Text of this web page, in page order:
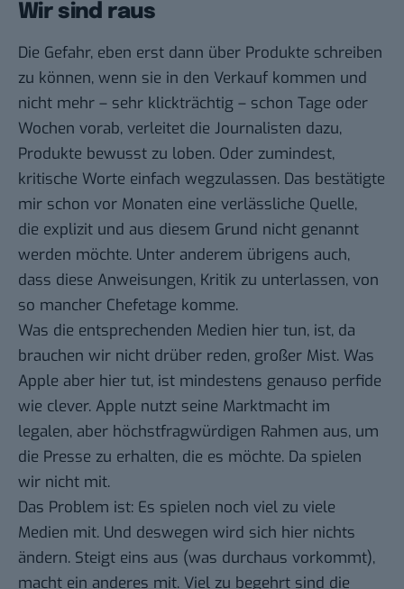
Wir sind raus
Die Gefahr, eben erst dann über Produkte schreiben
zu können, wenn sie in den Verkauf kommen und
nicht mehr – sehr klickträchtig – schon Tage oder
Wochen vorab, verleitet die Journalisten dazu,
Produkte bewusst zu loben. Oder zumindest,
kritische Worte einfach wegzulassen. Das bestätigte
mir schon vor Monaten eine verlässliche Quelle,
die explizit und aus diesem Grund nicht genannt
werden möchte. Unter anderem übrigens auch,
dass diese Anweisungen, Kritik zu unterlassen, von
so mancher Chefetage komme.
Was die entsprechenden Medien hier tun, ist, da
brauchen wir nicht drüber reden, großer Mist. Was
Apple aber hier tut, ist mindestens genauso perfide
wie clever. Apple nutzt seine Marktmacht im
legalen, aber höchstfragwürdigen Rahmen aus, um
die Presse zu erhalten, die es möchte. Da spielen
wir nicht mit.
Das Problem ist: Es spielen noch viel zu viele
Medien mit. Und deswegen wird sich hier nichts
ändern. Steigt eins aus (was durchaus vorkommt),
macht ein anderes mit. Viel zu begehrt sind die